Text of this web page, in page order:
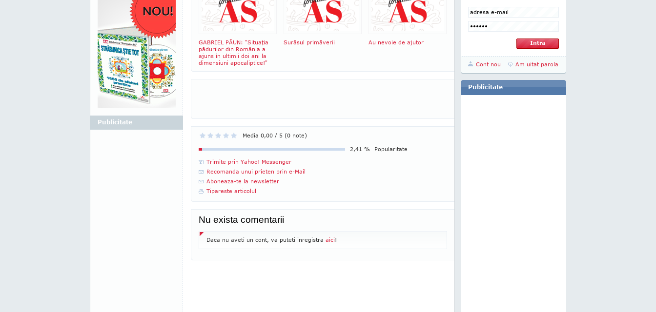
GABRIEL PĂUN: "Situaţia
pădurilor din România a
ajuns în ultimii doi ani la
dimensiuni apocaliptice!"
Surâsul primăverii Au nevoie de ajutor
Media 0,00 / 5 (0 note)
Popularitate
2,41 %
Trimite prin Yahoo! Messenger
Recomanda unui prieten prin e-Mail
Aboneaza-te la newsletter
Tipareste articolul
Nu exista comentarii
Daca nu aveti un cont, va puteti inregistra aici!
Publicitate
Cont nou Am uitat parola
Publicitate